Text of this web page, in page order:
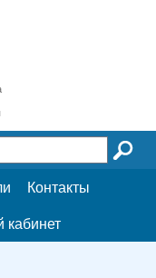
Контакты